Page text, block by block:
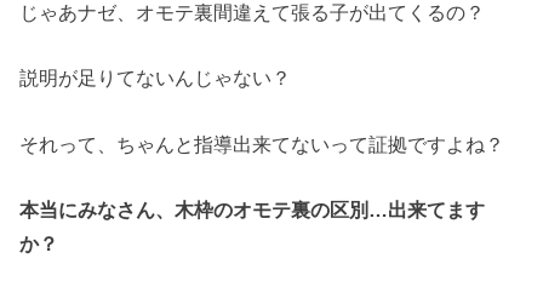
じゃあナゼ、オモテ裏間違えて張る子が出てくるの？
説明が足りてないんじゃない？
それって、ちゃんと指導出来てないって証拠ですよね？
本当にみなさん、木枠のオモテ裏の区別…出来てます
か？